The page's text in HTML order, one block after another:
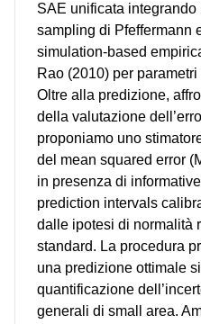
SAE unificata
sampling di Pfeffermann
simulation-based
Rao (2010) per
Oltre alla predizione,
della valutazione
proponiamo uno
del mean squared error
in presenza di
prediction intervals
dalle ipotesi di normalità
standard. La procedura
una predizione ottimale
quantificazione
generali di small area.